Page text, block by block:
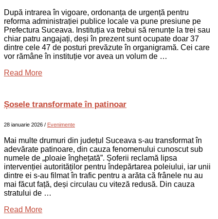
După intrarea în vigoare, ordonanța de urgență pentru
reforma administrației publice locale va pune presiune pe
Prefectura Suceava. Instituția va trebui să renunțe la trei sau
chiar patru angajați, deși în prezent sunt ocupate doar 37
dintre cele 47 de posturi prevăzute în organigramă. Cei care
vor rămâne în instituție vor avea un volum de …
Read More
Șosele transformate în patinoar
28 ianuarie 2026 / Evenimente
Mai multe drumuri din județul Suceava s-au transformat în
adevărate patinoare, din cauza fenomenului cunoscut sub
numele de „ploaie înghețată”. Șoferii reclamă lipsa
intervenției autorităților pentru îndepărtarea poleiului, iar unii
dintre ei s-au filmat în trafic pentru a arăta că frânele nu au
mai făcut față, deși circulau cu viteză redusă. Din cauza
stratului de …
Read More